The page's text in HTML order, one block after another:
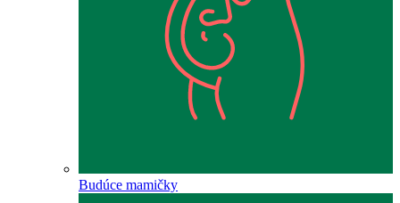
Budúce mamičky